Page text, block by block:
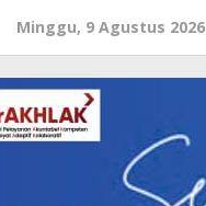
Minggu, 9 Agustus 2026